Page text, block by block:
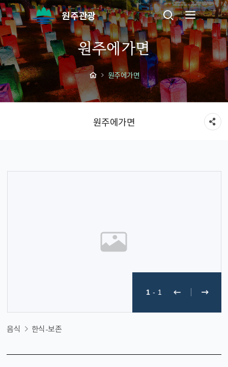
원주관광
원주에가면
원주에가면
원주에가면
1 - 1
음식 한식-보존